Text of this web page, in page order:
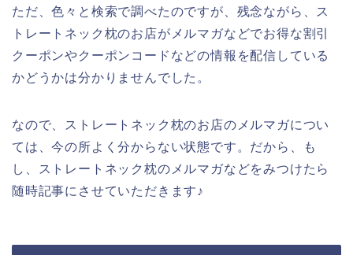
ただ、色々と検索で調べたのですが、残念ながら、ス
トレートネック枕のお店がメルマガなどでお得な割引
クーポンやクーポンコードなどの情報を配信している
かどうかは分かりませんでした。
なので、ストレートネック枕のお店のメルマガについ
ては、今の所よく分からない状態です。だから、も
し、ストレートネック枕のメルマガなどをみつけたら
随時記事にさせていただきます♪